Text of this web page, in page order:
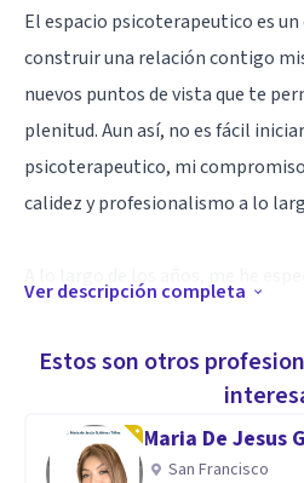
El espacio psicoterapeutico es
construir una relación contigo
nuevos puntos de vista que te
plenitud. Aun así, no es fácil
psicoterapeutico, mi
calidez y profesionalismo a lo
cognitiva conductual.
adultos y adultos mayores. Tengo
trastornos depresivos, ansiosos
trastornos de pánico, etc) y TDAH.
Ver descripción completa
Estos son otros
Maria De Jesus
San Francisco